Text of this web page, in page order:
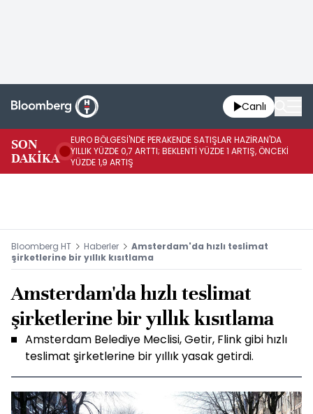
Canlı
SON
DAKİKA
EURO BÖLGESİ'NDE PERAKENDE SATIŞLAR HAZİRAN'DA
YILLIK YÜZDE 0,7 ARTTI; BEKLENTİ YÜZDE 1 ARTIŞ, ÖNCEKİ
YÜZDE 1,9 ARTIŞ
Bloomberg HT Haberler
Amsterdam'da hızlı teslimat
şirketlerine bir yıllık kısıtlama
Amsterdam'da hızlı teslimat
şirketlerine bir yıllık kısıtlama
Amsterdam Belediye Meclisi, Getir, Flink gibi hızlı
teslimat şirketlerine bir yıllık yasak getirdi.